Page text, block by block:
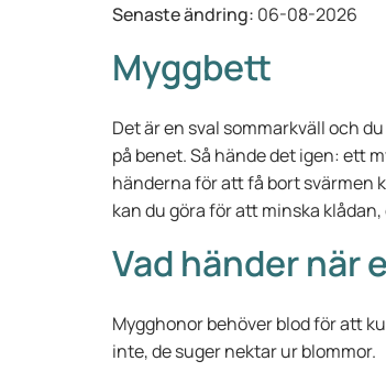
Senaste ändring: 06-08-2026
Myggbett
Det är en sval sommarkväll och
på benet. Så hände det igen: ett
händerna för att få bort svärmen
kan du göra för att minska
Vad händer när
Mygghonor behöver blod för att
inte, de suger nektar ur blommor.